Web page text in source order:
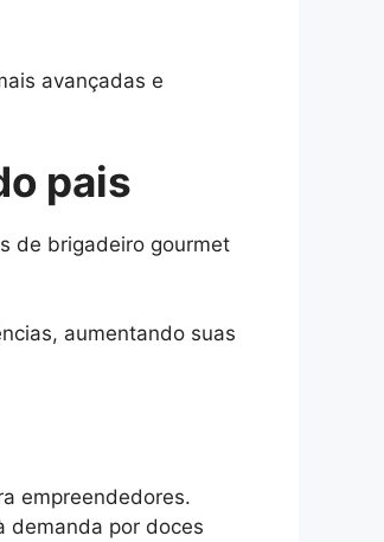
avançadas e
pais
de brigadeiro gourmet
aumentando suas
empreendedores.
demanda por doces